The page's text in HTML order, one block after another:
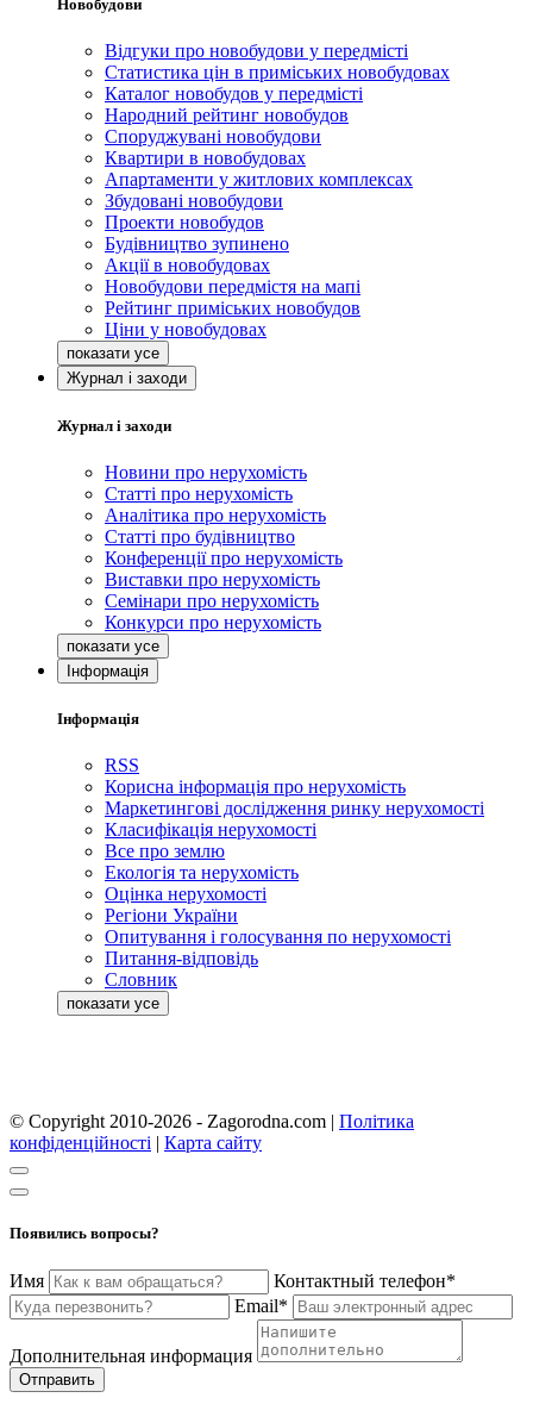
Новобудови
Відгуки про новобудови у передмісті
Статистика цін в приміських новобудовах
Каталог новобудов у передмісті
Народний рейтинг новобудов
Споруджувані новобудови
Квартири в новобудовах
Апартаменти у житлових комплексах
Збудовані новобудови
Проекти новобудов
Будівництво зупинено
Акції в новобудовах
Новобудови передмістя на мапі
Рейтинг приміських новобудов
Ціни у новобудовах
Журнал і заходи
Журнал і заходи
Новини про нерухомість
Статті про нерухомість
Аналітика про нерухомість
Статті про будівництво
Конференції про нерухомість
Виставки про нерухомість
Семінари про нерухомість
Конкурси про нерухомість
Інформація
Інформація
RSS
Корисна інформація про нерухомість
Маркетингові дослідження ринку нерухомості
Класифікація нерухомості
Все про землю
Екологія та нерухомість
Оцінка нерухомості
Регіони України
Опитування і голосування по нерухомості
Питання-відповідь
Словник
© Copyright 2010-2026 - Zagorodna.com | Політика
конфіденційності | Карта сайту
Появились вопросы?
Имя
Контактный телефон*
Email*
Дополнительная информация
Отправить